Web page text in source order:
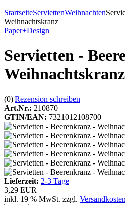
StartseiteServiettenWeihnachten
Weihnachtskranz
Paper+Design
Servietten -
Weihnachtskranz
(0)|Rezension schreiben
Art.Nr.: 210870
GTIN/EAN: 7321012108700
Lieferzeit: 2-3 Tage
3,29 EUR
inkl. 19 % MwSt. zzgl. Versandkosten